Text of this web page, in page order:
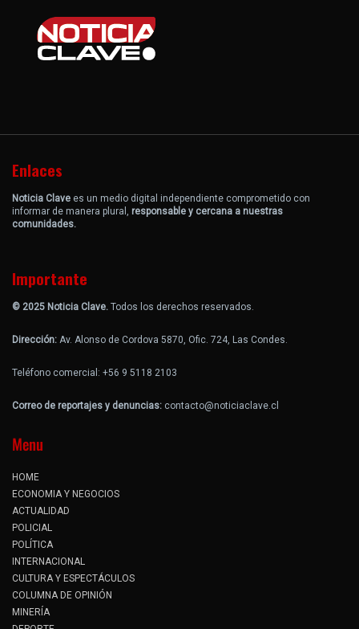
Enlaces
Noticia Clave es un medio digital independiente comprometido con
informar de manera plural, responsable y cercana a nuestras
comunidades.
Importante
© 2025 Noticia Clave. Todos los derechos reservados.
Dirección: Av. Alonso de Cordova 5870, Ofic. 724, Las Condes.
Teléfono comercial: +56 9 5118 2103
Correo de reportajes y denuncias: contacto@noticiaclave.cl
Menu
HOME
ECONOMIA Y NEGOCIOS
ACTUALIDAD
POLICIAL
POLÍTICA
INTERNACIONAL
CULTURA Y ESPECTÁCULOS
COLUMNA DE OPINIÓN
MINERÍA